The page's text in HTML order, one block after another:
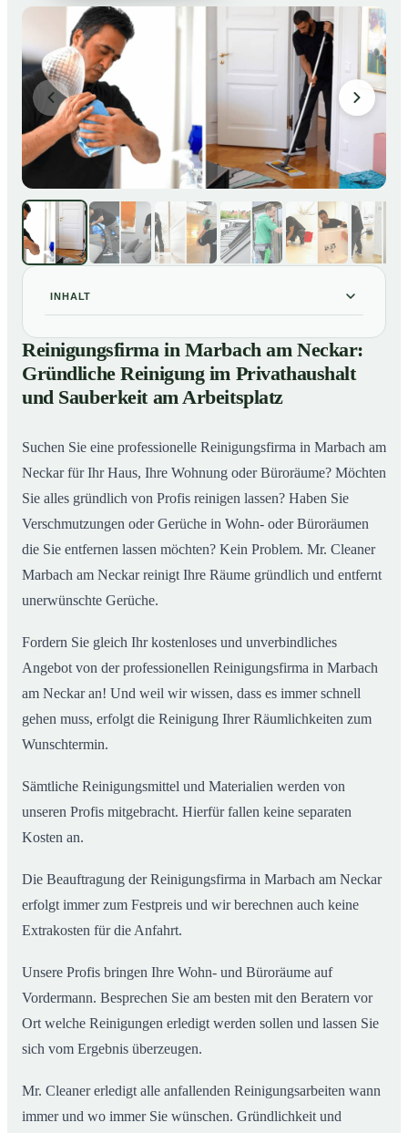
INHALT
01Reinigungsfirma in Marbach am Neckar: Gründliche
Reinigung im Privathaushalt und Sauberkeit am
Arbeitsplatz
02So arbeitet eine Reinigungsfirma in Marbach am
Reinigungsfirma in Marbach am Neckar:
Gründliche Reinigung im Privathaushalt
und Sauberkeit am Arbeitsplatz
Suchen Sie eine professionelle Reinigungsfirma in Marbach am
Neckar für Ihr Haus, Ihre Wohnung oder Büroräume? Möchten
Sie alles gründlich von Profis reinigen lassen? Haben Sie
Verschmutzungen oder Gerüche in Wohn- oder Büroräumen
die Sie entfernen lassen möchten? Kein Problem. Mr. Cleaner
Marbach am Neckar reinigt Ihre Räume gründlich und entfernt
unerwünschte Gerüche.
Fordern Sie gleich Ihr kostenloses und unverbindliches
Angebot von der professionellen Reinigungsfirma in Marbach
am Neckar an! Und weil wir wissen, dass es immer schnell
gehen muss, erfolgt die Reinigung Ihrer Räumlichkeiten zum
Wunschtermin.
Sämtliche Reinigungsmittel und Materialien werden von
unseren Profis mitgebracht. Hierfür fallen keine separaten
Kosten an.
Die Beauftragung der Reinigungsfirma in Marbach am Neckar
erfolgt immer zum Festpreis und wir berechnen auch keine
Extrakosten für die Anfahrt.
Unsere Profis bringen Ihre Wohn- und Büroräume auf
Vordermann. Besprechen Sie am besten mit den Beratern vor
Ort welche Reinigungen erledigt werden sollen und lassen Sie
sich vom Ergebnis überzeugen.
Mr. Cleaner erledigt alle anfallenden Reinigungsarbeiten wann
immer und wo immer Sie wünschen. Gründlichkeit und